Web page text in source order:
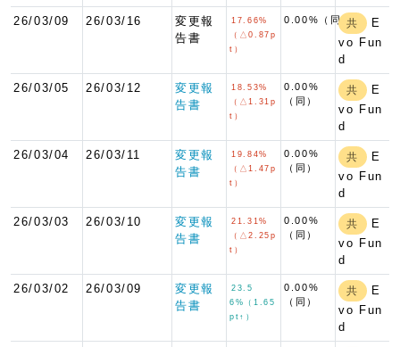
26/03/09 26/03/16
変更報
告書
17.66%
（△0.87p
t）
0.00%（同）共
E
vo Fun
d
26/03/05 26/03/12
変更報
告書
18.53%
（△1.31p
t）
0.00%
（同）
共
E
vo Fun
d
26/03/04 26/03/11
変更報
告書
19.84%
（△1.47p
t）
0.00%
（同）
共
E
vo Fun
d
26/03/03 26/03/10
変更報
告書
21.31%
（△2.25p
t）
0.00%
（同）
共
E
vo Fun
d
26/03/02 26/03/09
変更報
告書
23.5
6%（1.65
pt↑）
0.00%
（同）
共
E
vo Fun
d